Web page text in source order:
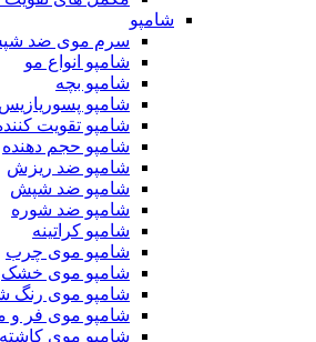
سرم موی ضد شپش
شامپو انواع مو
شامپو بچه
شامپو پسوریازیس
شامپو تقویت کننده مو
شامپو حجم دهنده
شامپو ضد ریزش
شامپو ضد شپش
شامپو ضد شوره
شامپو کراتینه
شامپو موی چرب
شامپو موی خشک
شامپو موی رنگ شده
شامپو موی فر و مجعد
شامپو موی کاشته شده